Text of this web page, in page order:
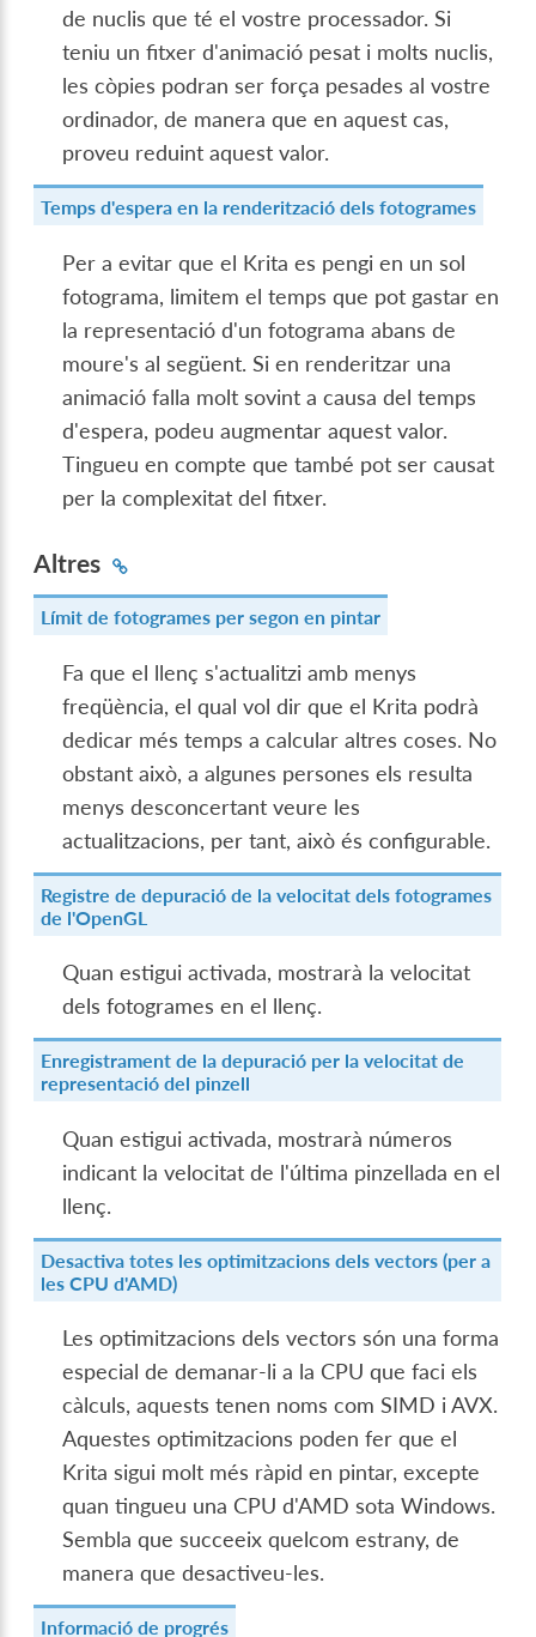
de nuclis que té el vostre processador. Si
teniu un fitxer d'animació pesat i molts nuclis,
les còpies podran ser força pesades al vostre
ordinador, de manera que en aquest cas,
proveu reduint aquest valor.
Temps d'espera en la renderització dels fotogrames
Per a evitar que el Krita es pengi en un sol
fotograma, limitem el temps que pot gastar en
la representació d'un fotograma abans de
moure's al següent. Si en renderitzar una
animació falla molt sovint a causa del temps
d'espera, podeu augmentar aquest valor.
Tingueu en compte que també pot ser causat
per la complexitat del fitxer.
Altres
Límit de fotogrames per segon en pintar
Fa que el llenç s'actualitzi amb menys
freqüència, el qual vol dir que el Krita podrà
dedicar més temps a calcular altres coses. No
obstant això, a algunes persones els resulta
menys desconcertant veure les
actualitzacions, per tant, això és configurable.
Registre de depuració de la velocitat dels fotogrames
de l'OpenGL
Quan estigui activada, mostrarà la velocitat
dels fotogrames en el llenç.
Enregistrament de la depuració per la velocitat de
representació del pinzell
Quan estigui activada, mostrarà números
indicant la velocitat de l'última pinzellada en el
llenç.
Desactiva totes les optimitzacions dels vectors (per a
les CPU d'AMD)
Les optimitzacions dels vectors són una forma
especial de demanar-li a la CPU que faci els
càlculs, aquests tenen noms com SIMD i AVX.
Aquestes optimitzacions poden fer que el
Krita sigui molt més ràpid en pintar, excepte
quan tingueu una CPU d'AMD sota Windows.
Sembla que succeeix quelcom estrany, de
manera que desactiveu-les.
Informació de progrés